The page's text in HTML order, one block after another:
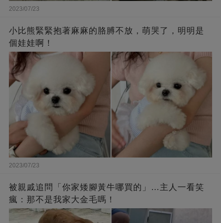
2023/07/23
小比熊緊緊抱著麻麻的胳膊不放，萌哭了，明明是
個娃娃啊！
2023/07/23
被親戚追問「你家矮腳黃牛哪買的」…主人一看笑
瘋：那不是我家大金毛嗎！